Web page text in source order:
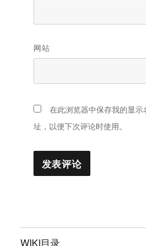
网站
在此浏览器中保存我的显
址，以便下次评论时使用。
WIKI目录